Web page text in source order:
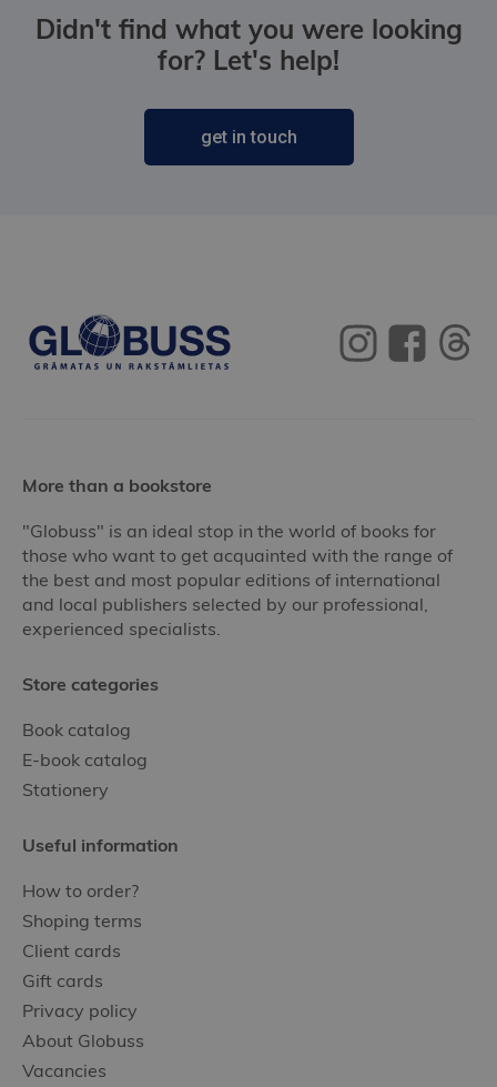
Didn't find what you were looking
for? Let's help!
get in touch
More than a bookstore
"Globuss" is an ideal stop in the world of books for
those who want to get acquainted with the range of
the best and most popular editions of international
and local publishers selected by our professional,
experienced specialists.
Store categories
Book catalog
E-book catalog
Stationery
Useful information
How to order?
Shoping terms
Client cards
Gift cards
Privacy policy
About Globuss
Vacancies